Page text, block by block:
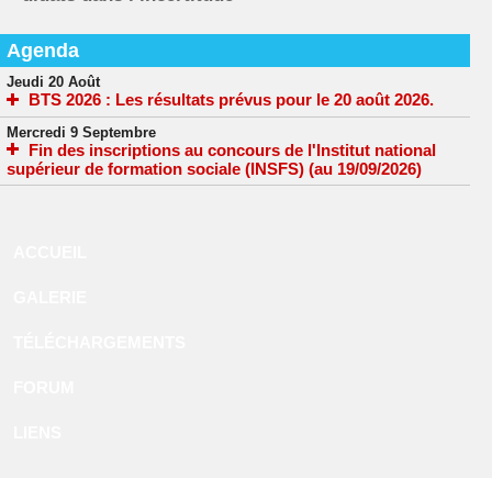
Agenda
Jeudi 20 Août
BTS 2026 : Les résultats prévus pour le 20 août 2026.
Mercredi 9 Septembre
Fin des inscriptions au concours de l'Institut national
supérieur de formation sociale (INSFS) (au 19/09/2026)